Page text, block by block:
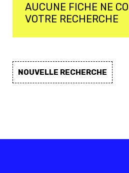
AUCUNE FICHE NE
VOTRE RECHERCHE
NOUVELLE RECHERCHE